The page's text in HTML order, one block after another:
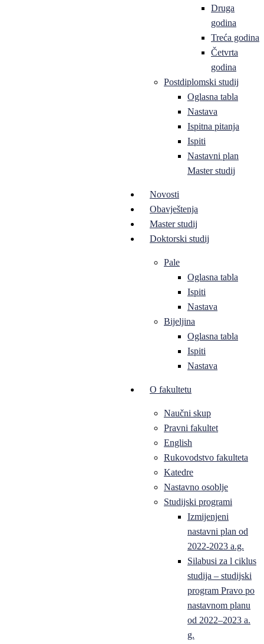
Druga
godina
Treća godina
Četvrta
godina
Postdiplomski studij
Oglasna tabla
Nastava
Ispitna pitanja
Ispiti
Nastavni plan
Master studij
Novosti
Obavještenja
Master studij
Doktorski studij
Pale
Oglasna tabla
Ispiti
Nastava
Bijeljina
Oglasna tabla
Ispiti
Nastava
O fakultetu
Naučni skup
Pravni fakultet
English
Rukovodstvo fakulteta
Katedre
Nastavno osoblje
Studijski programi
Izmijenjeni
nastavni plan od
2022-2023 a.g.
Silabusi za l ciklus
studija – studijski
program Pravo po
nastavnom planu
od 2022–2023 a.
g.